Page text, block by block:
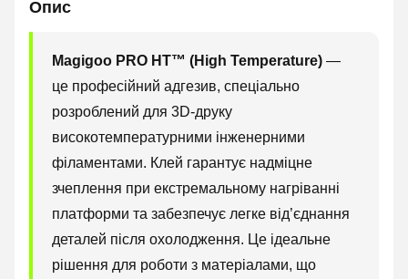
Опис
Magigoo PRO HT™ (High Temperature) —
це професійний адгезив, спеціально
розроблений для 3D-друку
високотемпературними інженерними
філаментами. Клей гарантує надміцне
зчеплення при екстремальному нагріванні
платформи та забезпечує легке від’єднання
деталей після охолодження. Це ідеальне
рішення для роботи з матеріалами, що